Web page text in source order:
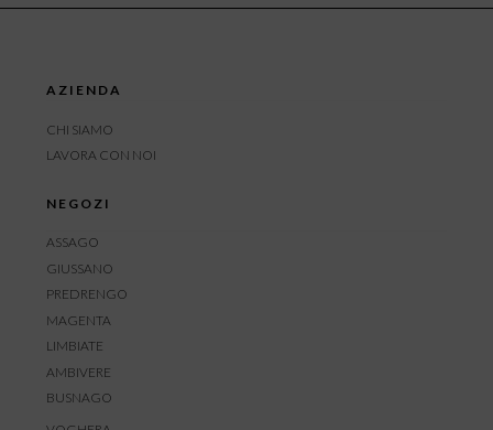
AZIENDA
CHI SIAMO
LAVORA CON NOI
NEGOZI
ASSAGO
GIUSSANO
PREDRENGO
MAGENTA
LIMBIATE
AMBIVERE
BUSNAGO